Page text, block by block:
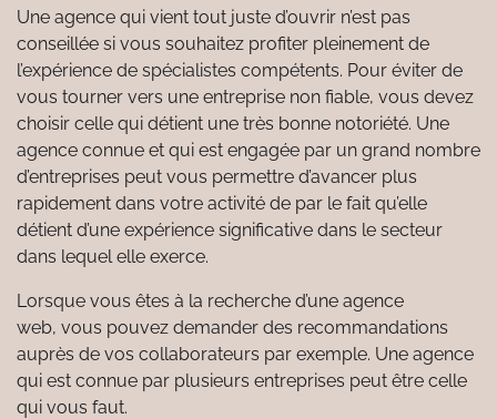
Une agence qui vient tout juste d’ouvrir n’est pas
conseillée si vous souhaitez profiter pleinement de
l’expérience de spécialistes compétents. Pour éviter de
vous tourner vers une entreprise non fiable, vous devez
choisir celle qui détient une très bonne notoriété. Une
agence connue et qui est engagée par un grand nombre
d’entreprises peut vous permettre d’avancer plus
rapidement dans votre activité de par le fait qu’elle
détient d’une expérience significative dans le secteur
dans lequel elle exerce.
Lorsque vous êtes à la recherche d’une agence
web, vous pouvez demander des recommandations
auprès de vos collaborateurs par exemple. Une agence
qui est connue par plusieurs entreprises peut être celle
qui vous faut.